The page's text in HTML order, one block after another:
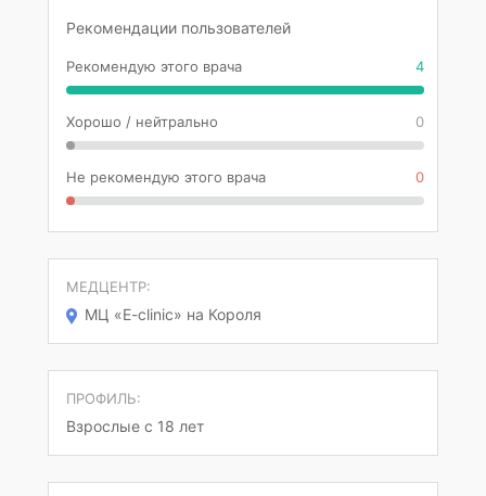
Рекомендации пользователей
Рекомендую этого врача 4
Хорошо / нейтрально 0
Не рекомендую этого врача 0
МЕДЦЕНТР:
МЦ «E-clinic» на Короля
ПРОФИЛЬ:
Взрослые с 18 лет